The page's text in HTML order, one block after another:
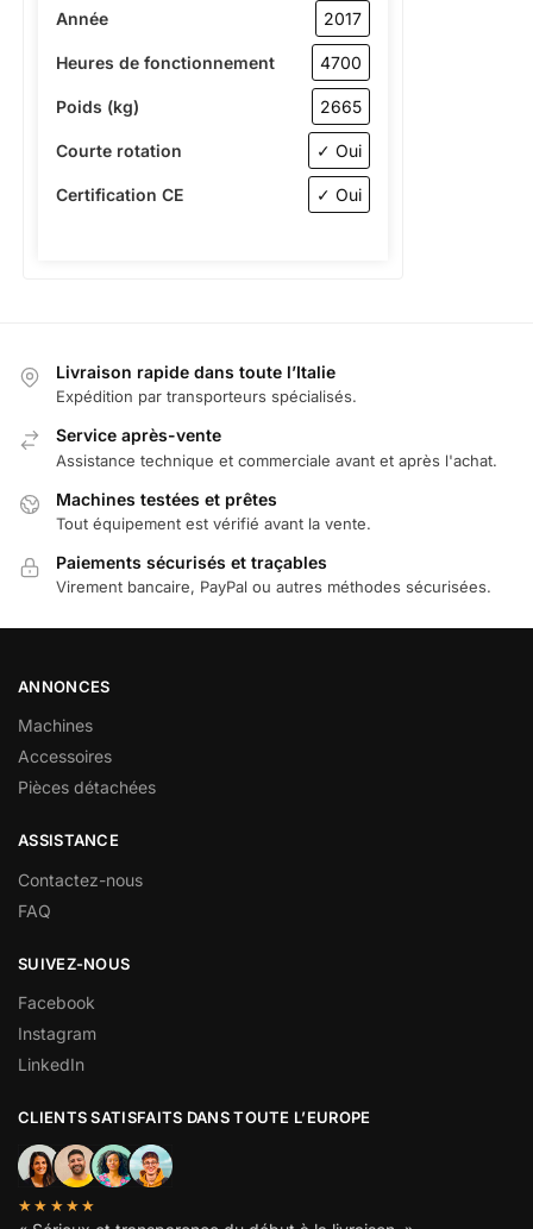
Année 2017
Heures de fonctionnement 4700
Poids (kg) 2665
Courte rotation ✓ Oui
Certification CE ✓ Oui
Livraison rapide dans toute l’Italie
Expédition par transporteurs spécialisés.
Service après-vente
Assistance technique et commerciale avant et après l'achat.
Machines testées et prêtes
Tout équipement est vérifié avant la vente.
Paiements sécurisés et traçables
Virement bancaire, PayPal ou autres méthodes sécurisées.
ANNONCES
Machines
Accessoires
Pièces détachées
ASSISTANCE
Contactez-nous
FAQ
SUIVEZ-NOUS
Facebook
Instagram
LinkedIn
CLIENTS SATISFAITS DANS TOUTE L’EUROPE
★★★★★